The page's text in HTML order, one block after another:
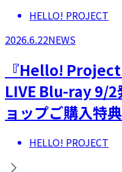
HELLO! PROJECT
2026.6.22NEWS
『Hello! Project
LIVE Blu-ray 9/2
ョップご購入特
HELLO! PROJECT